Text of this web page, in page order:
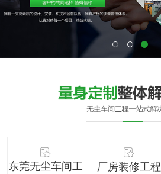
东莞无尘车间工
厂房装修工程